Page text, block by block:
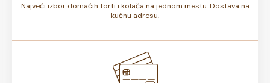
Najveći izbor domaćih torti i kolača na jednom mestu. Dostava na
kućnu adresu.